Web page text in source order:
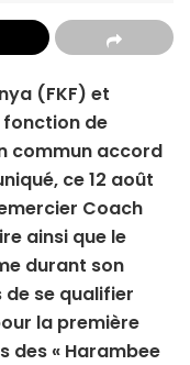
(FKF) et
fonction de
commun accord
ce 12 août
Coach
ainsi que le
durant son
se qualifier
la première
des « Harambee